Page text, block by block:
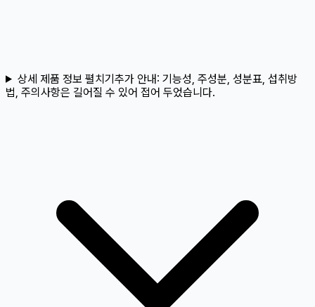
상세 제품 정보 펼치기추가 안내: 기능성, 주성분, 성분표, 섭취방
법, 주의사항은 길어질 수 있어 접어 두었습니다.